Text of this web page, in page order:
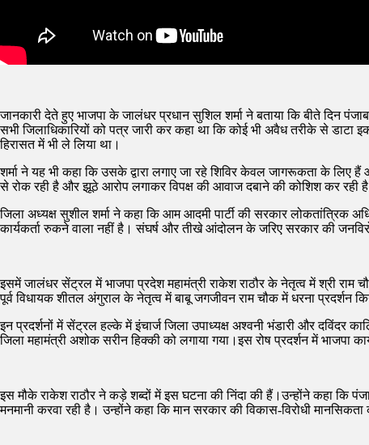
जानकारी देते हुए भाजपा के जालंधर प्रधान सुशिल शर्मा ने बताया कि बीते दिन
सभी जिलाधिकारियों को पत्र जारी कर कहा था कि कोई भी अवैध तरीके से
हिरासत में भी ले लिया था।
शर्मा ने यह भी कहा कि उसके द्वारा लगाए जा रहे शिविर केवल जागरूकता के
से रोक रही है और झूठे आरोप लगाकर विपक्ष की आवाज दबाने की कोशिश कर रही
जिला अध्यक्ष सुशील शर्मा ने कहा कि आम आदमी पार्टी की सरकार लोकतांत्रिक
कार्यकर्ता रुकने वाला नहीं है। संघर्ष और तीखे आंदोलन के जरिए सरकार की
इसमें जालंधर सेंट्रल में भाजपा प्रदेश महामंत्री राकेश राठौर के नेतृत्व में श्री
पूर्व विधायक शीतल अंगुराल के नेतृत्व में बाबू जगजीवन राम चौक में धरना प्रदर्शन
इन प्रदर्शनों में सेंट्रल हल्के में इंचार्ज जिला उपाध्यक्ष अश्वनी भंडारी और दविंदर
जिला महामंत्री अशोक सरीन हिक्की को लगाया गया।इस रोष प्रदर्शन में भाजपा
इस मौके राकेश राठौर ने कड़े शब्दों में इस घटना की निंदा की हैं।उन्होंने कहा कि
मनमानी करवा रही है। उन्होंने कहा कि मान सरकार की विकास-विरोधी